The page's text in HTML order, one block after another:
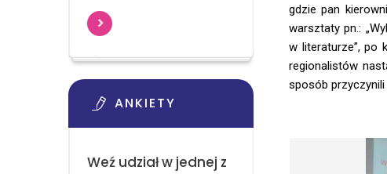
gdzie pan
warsztaty pn.:
w literaturze”, po
regionalistów
sposób
ANKIETY
Weź udział w jednej z